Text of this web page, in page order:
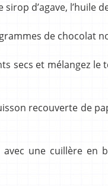
d’agave, l’huile
de chocolat
secs et mélangez le
recouverte de
une cuillère en